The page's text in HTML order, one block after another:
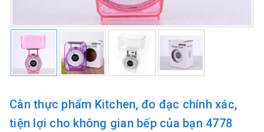
Cân thực phẩm Kitchen, đo đạc chính xác,
tiện lợi cho không gian bếp của bạn 4778